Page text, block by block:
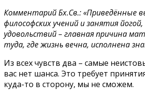
Комментарий Бх.Св.: «Приведённые
философских учений и занятия
удовольствий – главная причина
туда, где жизнь вечна, исполнена
Из всех чувств два – самые
вас нет шанса. Это требует
куда-то в сторону, мы не сможем.